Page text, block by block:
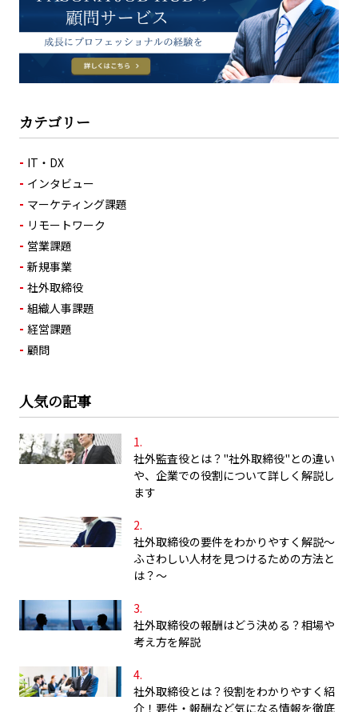
カテゴリー
IT・DX
インタビュー
マーケティング課題
リモートワーク
営業課題
新規事業
社外取締役
組織人事課題
経営課題
顧問
人気の記事
社外監査役とは？"社外取締役"との違い
や、企業での役割について詳しく解説し
ます
社外取締役の要件をわかりやすく解説～
ふさわしい人材を見つけるための方法と
は？～
社外取締役の報酬はどう決める？相場や
考え方を解説
社外取締役とは？役割をわかりやすく紹
介！要件・報酬など気になる情報を徹底